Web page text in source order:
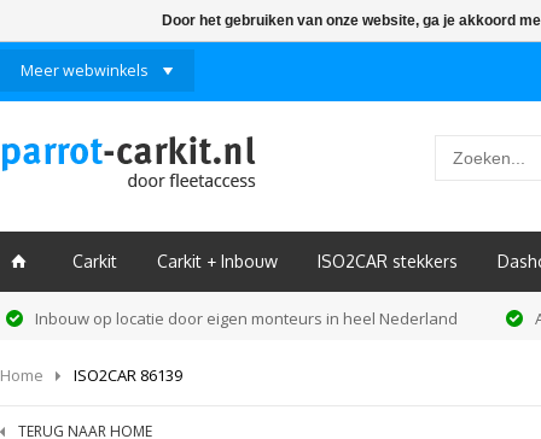
Meer webwinkels
ï Carkit Carkit + Inbouw ISO2CAR stekkers
Inbouw op locatie door eigen monteurs in heel Nederland
Home ISO2CAR 86139
TERUG NAAR HOME
Door het gebruiken van onze website, ga je akkoord